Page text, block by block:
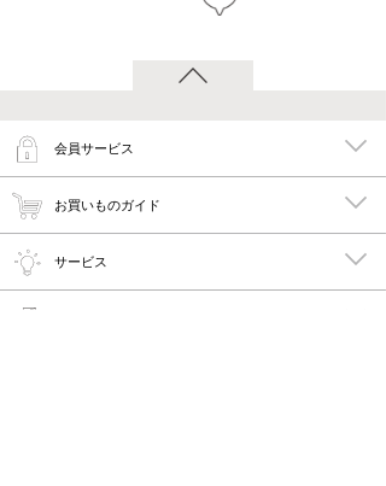
会員サービス
お買いものガイド
サービス